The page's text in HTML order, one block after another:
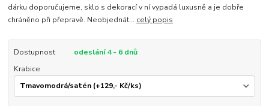
dárku doporučujeme, sklo s dekorací v ní vypadá luxusně a je dobře
chráněno při přepravě. Neobjednát... celý popis
Dostupnost
odeslání 4 - 6 dnů
Krabice